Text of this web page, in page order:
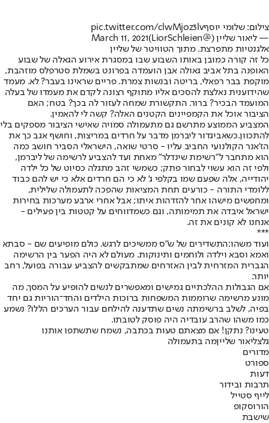
צילום: שלומי יוסףpic.twitter.com/clwMjoz3lv
— ליאור שליין (@LiorSchleien)
March 11, 2021
אלגנטיות מתפרצת. מתוך הטוויטר של שליין
כל זה קורה כמובן באותו השבוע שבו במסגרת אירוע הגאלה של שבוע
האופנה בתל אביב גאולה אבן הועמדה בפרונט בשמלת סטרפלס מוזהבת,
מוקפת בבר רפאלי, בריטה ובנשות צמרת. פריים שראינו בעבר? לא. מעמד
שהידוענית נאלצת להסכים אליו מתוקף רצונה לקדם את מעמדו של בעלה
המועמד הבכיר? ברור. התקשורת שמחה לעזור לה בכך? בטח; האם
הציבור אוכל את הקמפיינים הקטנים האלה? קשה לי להאמין.
המצביע הממוצע מתרשם גם מתעמולה סמויה שאישי הציבור מספקים בלי
להתכוון.כשאביגדור ליברמן מדבר על חרדים במריצות, וחושף אגב כך את
הז'אנר הקולנועי החביב עליו - סרטי שואה, הישראלי הסביר חושב כמה
הוא מתחבר ל"רשימת שינדלר" מאחת ועד להצביע לרשימה של ליברמן,
ולפי זה הוא עשוי לבחור פתק; כשמשי זהב מתגלה כסיוט של כל ילדה
יהודייה, אלה שפעם שמו בקלפי ג' לא כי הם חרדים אלא כי יש להם כבוד
ללומדי התורה - כורעים תחת המציאות שהפכה לתעמולה שלילית,
ומחפשים מישהו אחר להזדהות איתו; אבל אחרי ארבע מערכות בחירות
ישראל איבדה את תמימותה, וגם כשמדווחים על קטטות בין פעילים -
אנחנו לא קונים את זה.
***
ועוד משהו:התשדירים של ש"ס ממשיכים לרגש. כולם מופיעים שם - סבתא
ואמא וסבא וילדה ולוחמים ותינוקות. מעולם לא היה הפער בין הרשימה
הגברית המזרחית לבין האזרחים שמתבקשים להצביע עבורה בפועל, רחב
יותר.
אם הגבולות ההלכתיים גמישים ומאפשרים לנשים להופיע על המסך, מה
מונע מרשימה שרוממות המשפחות ברוכות הילדים והחד־הוריות גם יחד
בפיה, לשלב ברשימתה נשים שתדענה להילחם עבור הערכים הללו? נשמע
כמו משהו שהרב עובדיה היה פוסק לטובתו.
טעינו? נתקן! אם מצאתם טעות בכתבה, נשמח שתשתפו אותנו
גלצליאור שלייןמה בתעמולה
מדורים
ספורט
דעות
תרבות ובידור
לייף סטייל
הורוסקופ
שישבת